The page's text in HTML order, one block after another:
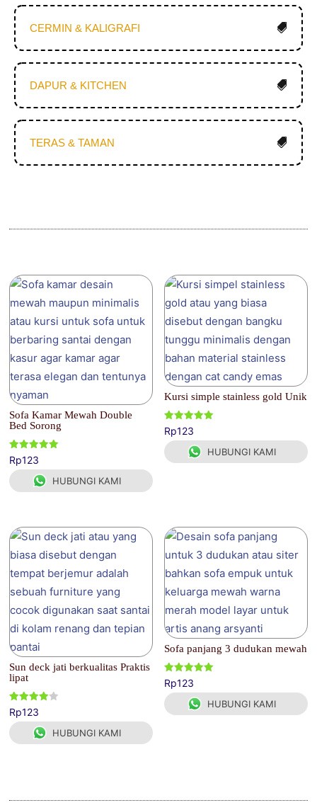
CERMIN & KALIGRAFI
DAPUR & KITCHEN
TERAS & TAMAN
Sofa Kamar Mewah Double
Bed Sorong
Dinilai
5.00
dari 5
Rp123
HUBUNGI KAMI
Kursi simple stainless gold Unik
Dinilai
5.00
dari 5
Rp123
HUBUNGI KAMI
Sun deck jati berkualitas Praktis
lipat
Dinilai
4.00
dari 5
Rp123
HUBUNGI KAMI
Sofa panjang 3 dudukan mewah
Dinilai
5.00
dari 5
Rp123
HUBUNGI KAMI